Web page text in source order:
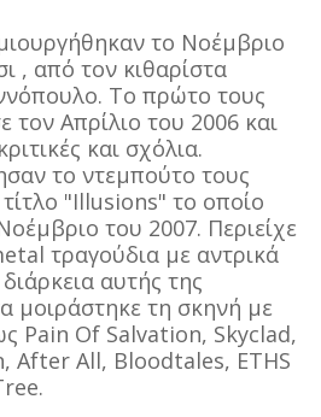
το Νοέμβριο
, από τον κιθαρίστα
Το πρώτο τους
Απρίλιο του 2006 και
και σχόλια.
το ντεμπούτο τους
"Illusions" το οποίο
του 2007. Περιείχε
τραγούδια με αντρικά
αυτής της
μοιράστηκε τη σκηνή με
Pain Of Salvation, Skyclad,
All, Bloodtales, ETHS